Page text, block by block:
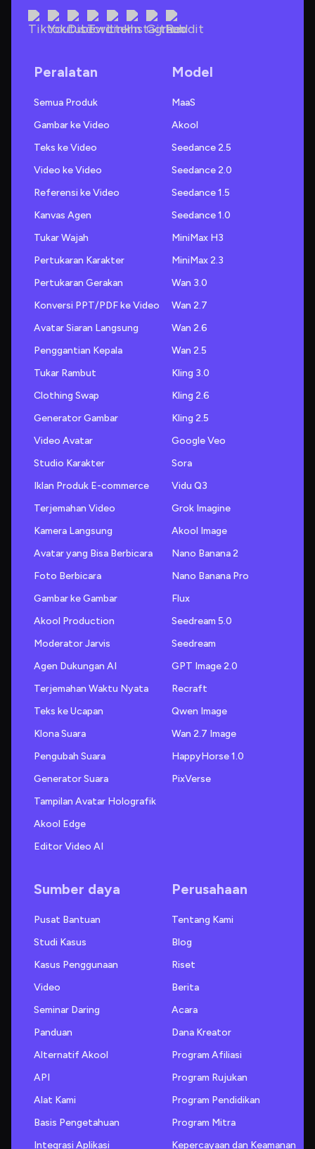
Peralatan
Semua Produk
Gambar ke Video
Teks ke Video
Video ke Video
Referensi ke Video
Kanvas Agen
Tukar Wajah
Pertukaran Karakter
Pertukaran Gerakan
Konversi PPT/PDF ke Video
Avatar Siaran Langsung
Penggantian Kepala
Tukar Rambut
Clothing Swap
Generator Gambar
Video Avatar
Studio Karakter
Iklan Produk E-commerce
Terjemahan Video
Kamera Langsung
Avatar yang Bisa Berbicara
Foto Berbicara
Gambar ke Gambar
Akool Production
Moderator Jarvis
Agen Dukungan AI
Terjemahan Waktu Nyata
Teks ke Ucapan
Klona Suara
Pengubah Suara
Generator Suara
Tampilan Avatar Holografik
Akool Edge
Editor Video AI
Model
MaaS
Akool
Seedance 2.5
Seedance 2.0
Seedance 1.5
Seedance 1.0
MiniMax H3
MiniMax 2.3
Wan 3.0
Wan 2.7
Wan 2.6
Wan 2.5
Kling 3.0
Kling 2.6
Kling 2.5
Google Veo
Sora
Vidu Q3
Grok Imagine
Akool Image
Nano Banana 2
Nano Banana Pro
Flux
Seedream 5.0
Seedream
GPT Image 2.0
Recraft
Qwen Image
Wan 2.7 Image
HappyHorse 1.0
PixVerse
Sumber daya
Pusat Bantuan
Studi Kasus
Kasus Penggunaan
Video
Seminar Daring
Panduan
Alternatif Akool
API
Alat Kami
Basis Pengetahuan
Integrasi Aplikasi
Perusahaan
Tentang Kami
Blog
Riset
Berita
Acara
Dana Kreator
Program Afiliasi
Program Rujukan
Program Pendidikan
Program Mitra
Kepercayaan dan Keamanan